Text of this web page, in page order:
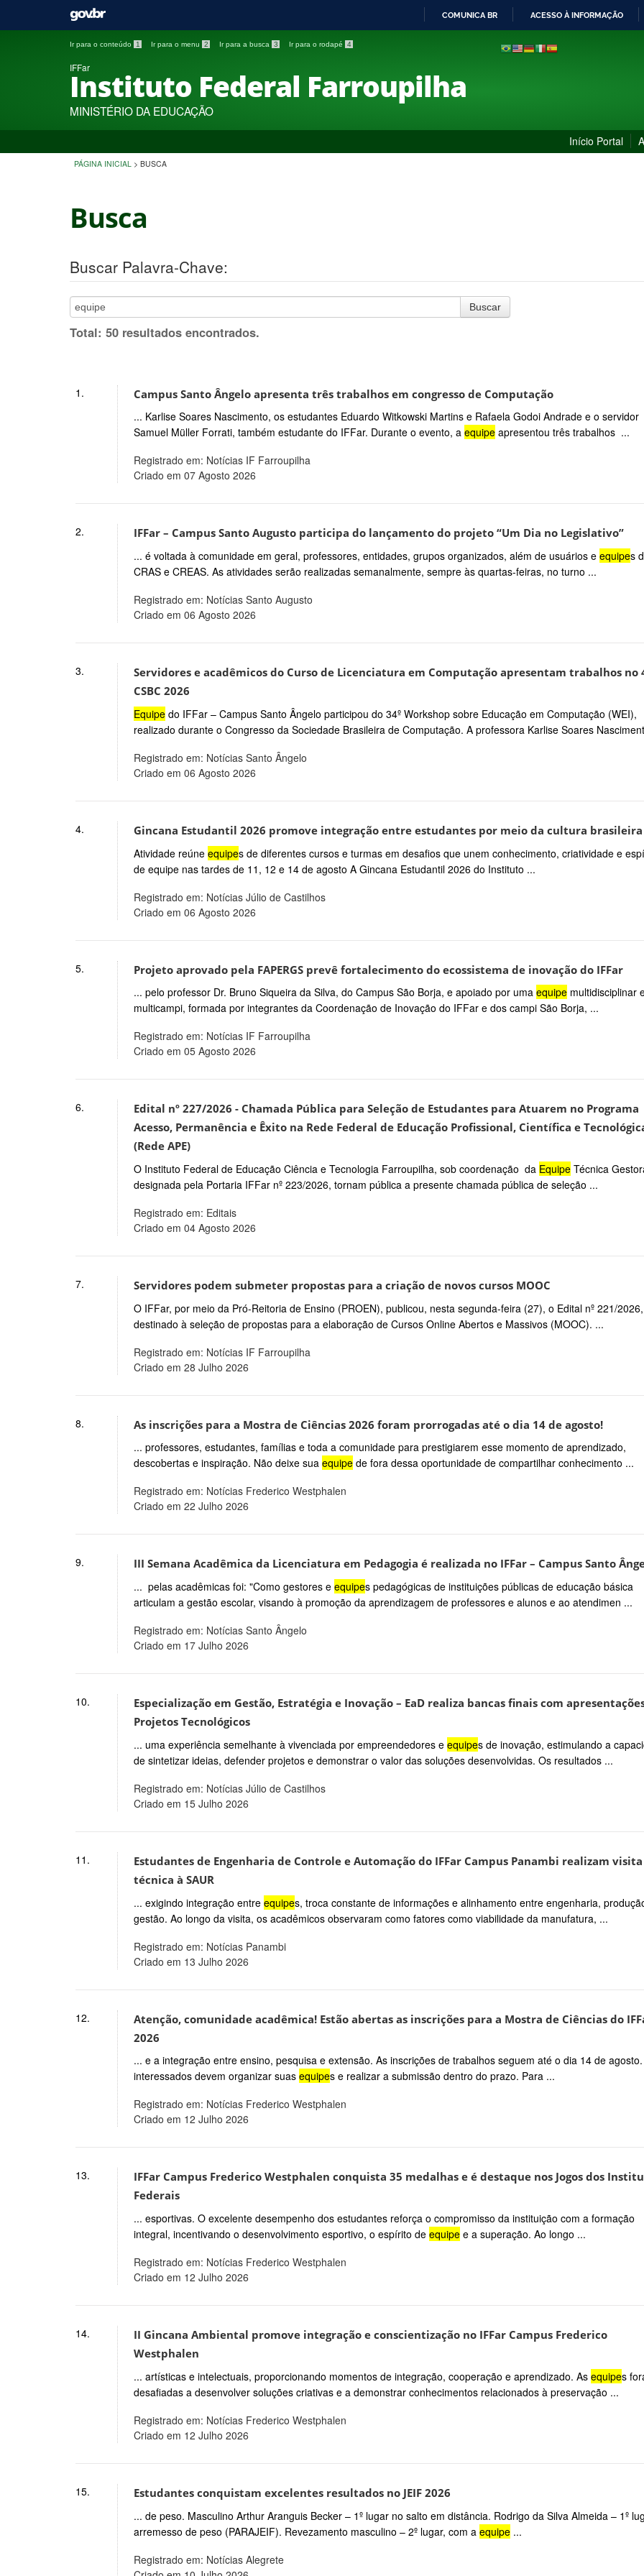
PARA
COMUNICA BR ACESSO À INFORMAÇÃO
Ir para o conteúdo 1 Ir para o menu 2 Ir para a busca 3 Ir para o rodapé 4
IFFar
Instituto Federal Farroupilha
MINISTÉRIO DA EDUCAÇÃO
Início Portal
PÁGINA INICIAL > BUSCA
Busca
Buscar Palavra-Chave:
Buscar
Total: 50 resultados encontrados.
Campus Santo Ângelo apresenta três trabalhos em congresso de Computação
... Karlise Soares Nascimento, os estudantes Eduardo Witkowski Martins e Rafaela Godoi Andrade e o servidor
Samuel Müller Forrati, também estudante do IFFar. Durante o evento, a equipeapresentou três trabalhos ...
Registrado em: Notícias IF Farroupilha
Criado em 07 Agosto 2026
1.
IFFar – Campus Santo Augusto participa do lançamento do projeto “Um Dia no Legislativo”
... é voltada à comunidade em geral, professores, entidades, grupos organizados, além de usuários e equipes
CRAS e CREAS. As atividades serão realizadas semanalmente, sempre às quartas-feiras, no turno ...
Registrado em: Notícias Santo Augusto
Criado em 06 Agosto 2026
2.
Servidores e acadêmicos do Curso de Licenciatura em Computação apresentam trabalhos no
CSBC 2026
Equipedo IFFar – Campus Santo Ângelo participou do 34º Workshop sobre Educação em Computação (WEI),
realizado durante o Congresso da Sociedade Brasileira de Computação. A professora Karlise Soares
Registrado em: Notícias Santo Ângelo
Criado em 06 Agosto 2026
3.
Gincana Estudantil 2026 promove integração entre estudantes por meio da cultura brasileira
Atividade reúne equipes de diferentes cursos e turmas em desafios que unem conhecimento, criatividade e
de equipe nas tardes de 11, 12 e 14 de agosto A Gincana Estudantil 2026 do Instituto ...
Registrado em: Notícias Júlio de Castilhos
Criado em 06 Agosto 2026
4.
Projeto aprovado pela FAPERGS prevê fortalecimento do ecossistema de inovação do IFFar
... pelo professor Dr. Bruno Siqueira da Silva, do Campus São Borja, e apoiado por uma equipemultidisciplinar
multicampi, formada por integrantes da Coordenação de Inovação do IFFar e dos campi São Borja, ...
Registrado em: Notícias IF Farroupilha
Criado em 05 Agosto 2026
5.
Edital nº 227/2026 - Chamada Pública para Seleção de Estudantes para Atuarem no Programa
Acesso, Permanência e Êxito na Rede Federal de Educação Profissional, Científica e
(Rede APE)
O Instituto Federal de Educação Ciência e Tecnologia Farroupilha, sob coordenação da EquipeTécnica
designada pela Portaria IFFar nº 223/2026, tornam pública a presente chamada pública de seleção ...
Registrado em: Editais
Criado em 04 Agosto 2026
6.
Servidores podem submeter propostas para a criação de novos cursos MOOC
O IFFar, por meio da Pró-Reitoria de Ensino (PROEN), publicou, nesta segunda-feira (27), o Edital nº 221/2026,
destinado à seleção de propostas para a elaboração de Cursos Online Abertos e Massivos (MOOC). ...
Registrado em: Notícias IF Farroupilha
Criado em 28 Julho 2026
7.
As inscrições para a Mostra de Ciências 2026 foram prorrogadas até o dia 14 de agosto!
... professores, estudantes, famílias e toda a comunidade para prestigiarem esse momento de aprendizado,
descobertas e inspiração. Não deixe sua equipede fora dessa oportunidade de compartilhar conhecimento ...
Registrado em: Notícias Frederico Westphalen
Criado em 22 Julho 2026
8.
III Semana Acadêmica da Licenciatura em Pedagogia é realizada no IFFar – Campus Santo
... pelas acadêmicas foi: "Como gestores e equipes pedagógicas de instituições públicas de educação básica
articulam a gestão escolar, visando à promoção da aprendizagem de professores e alunos e ao atendimen ...
Registrado em: Notícias Santo Ângelo
Criado em 17 Julho 2026
9.
Especialização em Gestão, Estratégia e Inovação – EaD realiza bancas finais com
Projetos Tecnológicos
... uma experiência semelhante à vivenciada por empreendedores e equipes de inovação, estimulando a
de sintetizar ideias, defender projetos e demonstrar o valor das soluções desenvolvidas. Os resultados ...
Registrado em: Notícias Júlio de Castilhos
Criado em 15 Julho 2026
10.
Estudantes de Engenharia de Controle e Automação do IFFar Campus Panambi realizam visita
técnica à SAUR
... exigindo integração entre equipes, troca constante de informações e alinhamento entre engenharia,
gestão. Ao longo da visita, os acadêmicos observaram como fatores como viabilidade da manufatura, ...
Registrado em: Notícias Panambi
Criado em 13 Julho 2026
11.
Atenção, comunidade acadêmica! Estão abertas as inscrições para a Mostra de Ciências do
2026
... e a integração entre ensino, pesquisa e extensão. As inscrições de trabalhos seguem até o dia 14 de
interessados devem organizar suas equipes e realizar a submissão dentro do prazo. Para ...
Registrado em: Notícias Frederico Westphalen
Criado em 12 Julho 2026
12.
IFFar Campus Frederico Westphalen conquista 35 medalhas e é destaque nos Jogos dos
Federais
... esportivas. O excelente desempenho dos estudantes reforça o compromisso da instituição com a formação
integral, incentivando o desenvolvimento esportivo, o espírito de equipee a superação. Ao longo ...
Registrado em: Notícias Frederico Westphalen
Criado em 12 Julho 2026
13.
II Gincana Ambiental promove integração e conscientização no IFFar Campus Frederico
Westphalen
... artísticas e intelectuais, proporcionando momentos de integração, cooperação e aprendizado. As equipes
desafiadas a desenvolver soluções criativas e a demonstrar conhecimentos relacionados à preservação ...
Registrado em: Notícias Frederico Westphalen
Criado em 12 Julho 2026
14.
Estudantes conquistam excelentes resultados no JEIF 2026
... de peso. Masculino Arthur Aranguis Becker – 1º lugar no salto em distância. Rodrigo da Silva Almeida – 1º
arremesso de peso (PARAJEIF). Revezamento masculino – 2º lugar, com a equipe...
Registrado em: Notícias Alegrete
15.